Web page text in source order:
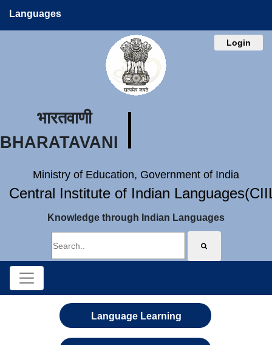
Languages
Login
भारतवाणी
BHARATAVANI
Ministry of Education, Government of India
Central Institute of Indian
Knowledge through Indian Languages
Language Learning